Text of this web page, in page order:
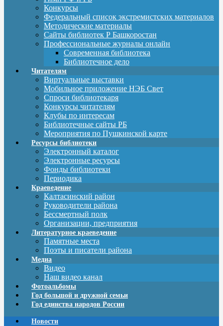
Конкурсы
Федеральный список экстремистских материалов
Методические материалы
Сайты библиотек Р Башкоростан
Профессиональные журналы онлайн
Современная библиотека
Библиотечное дело
Читателям
Виртуальные выставки
Мобильное приложение НЭБ Свет
Спроси библиотекаря
Конкурсы читателям
Клубы по интересам
Библиотечные сайты РБ
Мероприятия по Пушкинской карте
Ресурсы библиотеки
Электронный каталог
Электронные ресурсы
Фонды библиотеки
Периодика
Краеведение
Калтасинский район
Руководители района
Бессмертный полк
Организации, предприятия
Литературное краеведение
Памятные места
Поэты и писатели района
Медиа
Видео
Наш видео канал
Фотоальбомы
Год большой и дружной семьи
Год единства народов России
Новости